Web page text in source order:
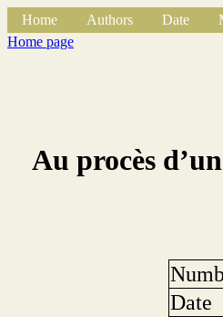
Home Authors Date
Home page
Au procès
Date